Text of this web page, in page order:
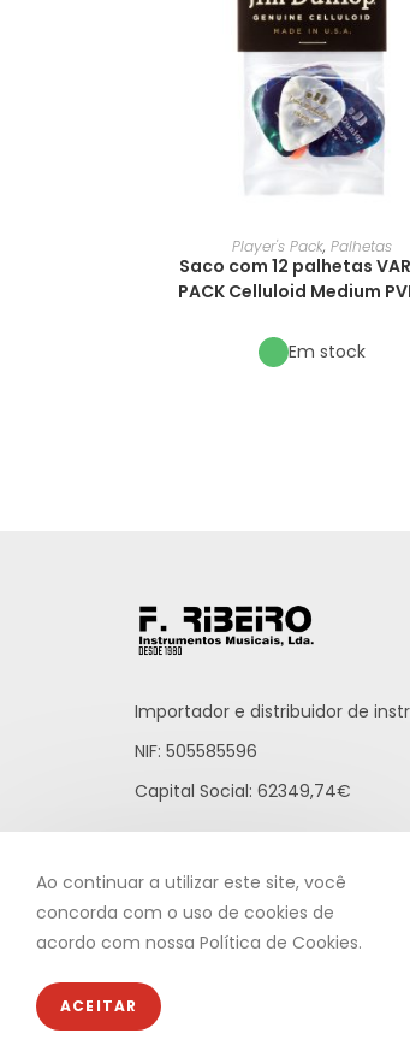
Player's Pack, Palhetas
Saco com 12 palhetas
PACK Celluloid Medium
Em stock
Importador e distribuidor de
NIF: 505585596
Capital Social: 62349,74€
Praceta Raúl Brandão, 12
21 812 65 43 (rede fixa
info@fribeiro.com
Ao continuar a utilizar este site, você
concorda com o uso de cookies de
acordo com nossa Política de Cookies.
ACEITAR